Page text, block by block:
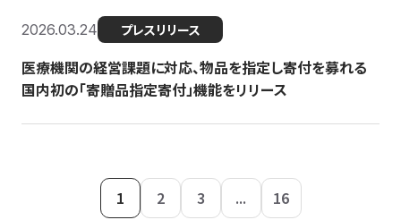
2026.03.24 プレスリリース
医療機関の経営課題に対応、物品を指定し寄付を募れる
国内初の「寄贈品指定寄付」機能をリリース
1 2 3 ... 16